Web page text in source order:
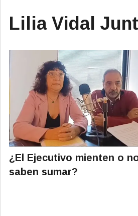
Lilia Vidal
¿El Ejecutivo mienten o
saben sumar?